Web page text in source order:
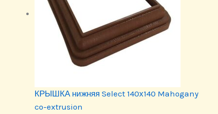
КРЫШКА нижняя Select 140х140 Mahogany
co-extrusion